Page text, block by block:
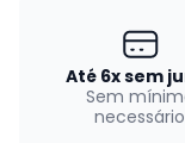
Até 6x sem
Sem
necessário